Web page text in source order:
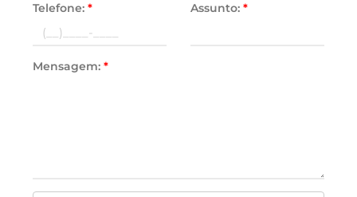
Telefone:* Assunto: *
Mensagem:*